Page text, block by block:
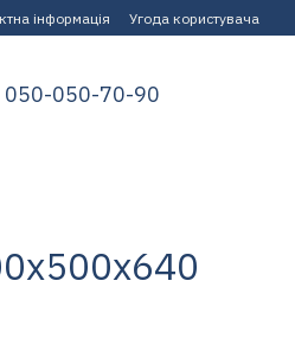
інформація Угода користувача
050-050-70-90